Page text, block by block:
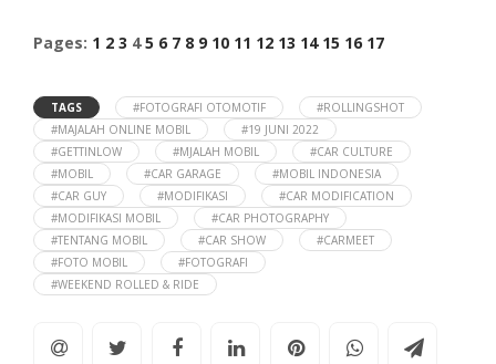
Pages: 1 2 3 4 5 6 7 8 9 10 11 12 13 14 15 16 17
TAGS #FOTOGRAFI OTOMOTIF
#ROLLINGSHOT
#MAJALAH ONLINE MOBIL
#19 JUNI 2022
#GETTINLOW
#MJALAH MOBIL
#CAR CULTURE
#MOBIL
#CAR GARAGE
#MOBIL INDONESIA
#CAR GUY
#MODIFIKASI
#CAR MODIFICATION
#MODIFIKASI MOBIL
#CAR PHOTOGRAPHY
#TENTANG MOBIL
#CAR SHOW
#CARMEET
#FOTO MOBIL
#FOTOGRAFI
#WEEKEND ROLLED & RIDE